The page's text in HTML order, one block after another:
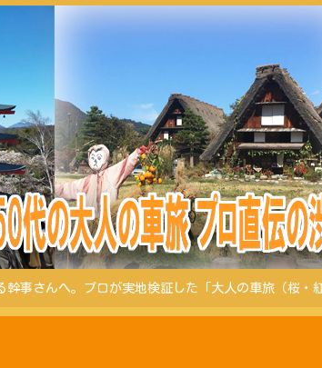
事さんへ。プロが実地検証した「大人の車旅（桜・